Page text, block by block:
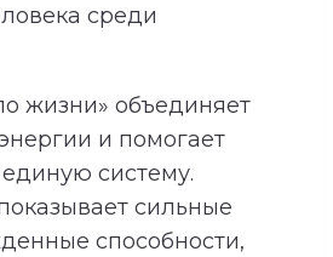
среди
жизни» объединяет
и помогает
систему.
сильные
способности,